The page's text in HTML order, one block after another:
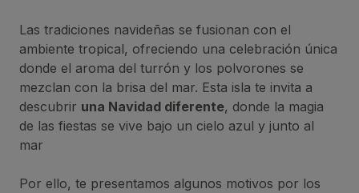
Las tradiciones navideñas se fusionan con el
ambiente tropical, ofreciendo una celebración única
donde el aroma del turrón y los polvorones se
mezclan con la brisa del mar. Esta isla te invita a
descubrir una Navidad diferente, donde la magia
de las fiestas se vive bajo un cielo azul y junto al
mar
Por ello, te presentamos algunos motivos por los